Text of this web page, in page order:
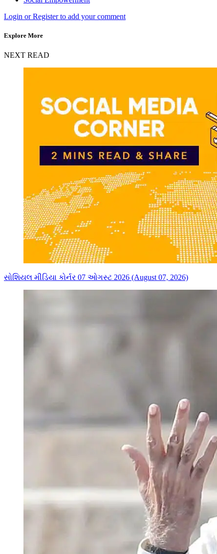
Login or Register to add your comment
Explore More
NEXT READ
સોશિયલ મીડિયા કોર્નર 07 ઓગસ્ટ 2026 (August 07, 2026)